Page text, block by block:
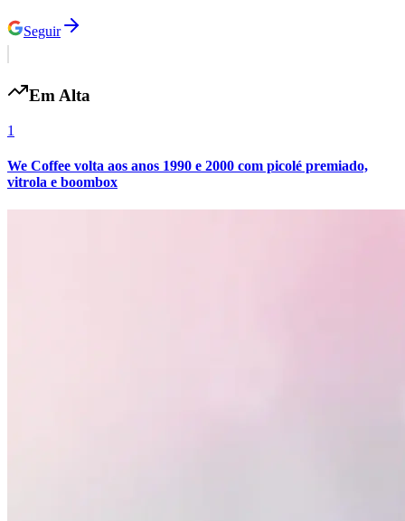
Palmeiras
Seguir
Em Alta
1
We Coffee volta aos anos 1990 e 2000 com picolé premiado,
vitrola e boombox